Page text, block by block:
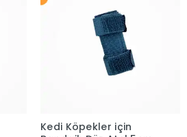
Kedi Köpekler için